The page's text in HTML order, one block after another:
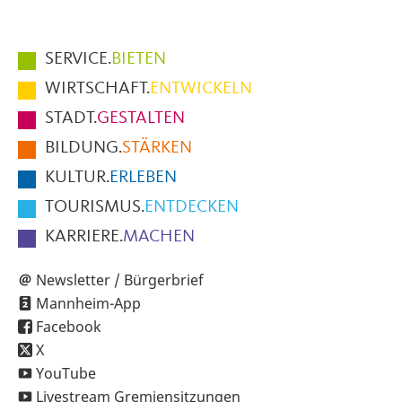
Hauptmenüpunkte
im
Fußbereich
der
Seite
SERVICE.BIETEN
WIRTSCHAFT.ENTWICKELN
STADT.GESTALTEN
BILDUNG.STÄRKEN
KULTUR.ERLEBEN
TOURISMUS.ENTDECKEN
KARRIERE.MACHEN
Newsletter / Bürgerbrief
Mannheim-App
Facebook
X
YouTube
Livestream Gremiensitzungen